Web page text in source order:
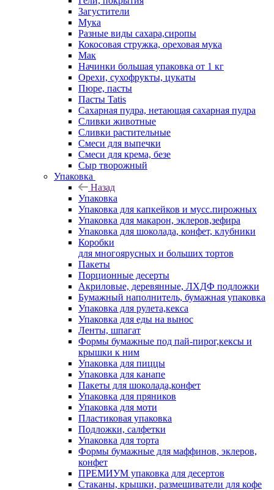
Загустители
Мука
Разные виды сахара,сиропы
Кокосовая стружка, ореховая мука
Мак
Начинки большая упаковка от 1 кг
Орехи, сухофрукты, цукаты
Пюре, пасты
Пасты Tatis
Сахарная пудра, нетающая сахарная пудра
Сливки животные
Сливки растительные
Смеси для выпечки
Смеси для крема, безе
Сыр творожный
Упаковка
Назад
Упаковка
Упаковка для капкейков и мусс.пирожных
Упаковка для макарон, эклеров,зефира
Упаковка для шоколада, конфет, клубники
Коробки
для многоярусных и больших тортов
Пакеты
Порционные десерты
Акриловые, деревянные, ЛХДФ подложки
Бумажный наполнитель, бумажная упаковка
Упаковка для рулета,кекса
Упаковка для еды на вынос
Ленты, шпагат
Формы бумажные под пай-пирог,кексы и
крышки к ним
Упаковка для пиццы
Упаковка для канапе
Пакеты для шоколада,конфет
Упаковка для пряников
Упаковка для моти
Пластиковая упаковка
Подложки, салфетки
Упаковка для торта
Формы бумажные для маффинов, эклеров,
конфет
ПРЕМИУМ упаковка для десертов
Стаканы, крышки, размешиватели для кофе